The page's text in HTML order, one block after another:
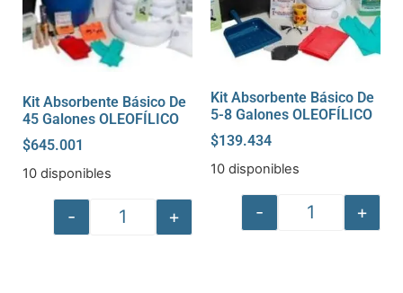
Kit Absorbente Básico De
45 Galones OLEOFÍLICO
$645.001
10 disponibles
- +
Kit Absorbente Básico De
5-8 Galones OLEOFÍLICO
$139.434
10 disponibles
- +